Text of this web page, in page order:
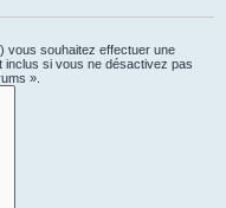
vous souhaitez effectuer une
si vous ne désactivez pas
».